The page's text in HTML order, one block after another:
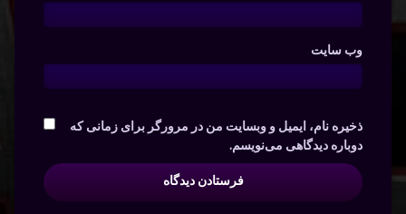
وب‌ سایت
ذخیره نام، ایمیل و وبسایت من در مرورگر برای زمانی که
دوباره دیدگاهی می‌نویسم.